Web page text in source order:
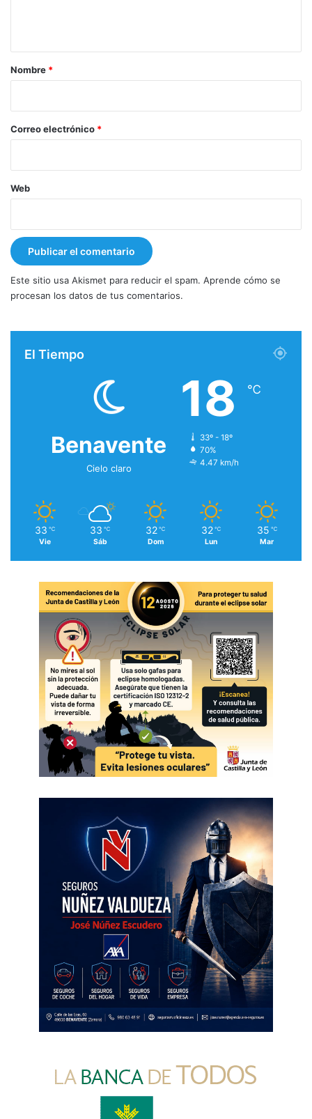
r
*
Nombre *
Correo electrónico *
Web
Este sitio usa Akismet para reducir el spam. Aprende cómo se
procesan los datos de tus comentarios.
El Tiempo
Benavente
Cielo claro
18 ℃
33º - 18º
70%
4.47 km/h
33 ℃
Vie
33 ℃
Sáb
32 ℃
Dom
32 ℃
Lun
35 ℃
Mar